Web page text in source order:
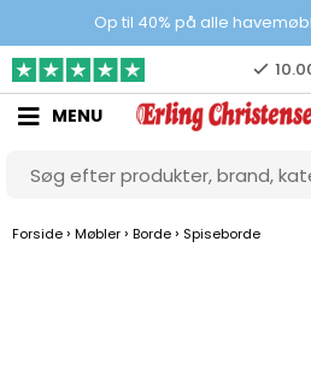
Op til 40% på alle
Gratis &
MENU
Forside › Møbler › Borde › Spiseborde